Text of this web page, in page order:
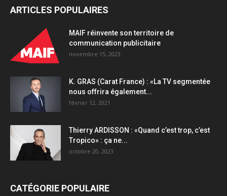
ARTICLES POPULAIRES
MAIF réinvente son territoire de
communication publicitaire
novembre 15, 2023
K. GRAS (Carat France) : «La TV segmentée
nous offrira également...
février 12, 2021
Thierry ARDISSON : «Quand c’est trop, c’est
Tropico» : ça ne...
octobre 20, 2023
CATÉGORIE POPULAIRE